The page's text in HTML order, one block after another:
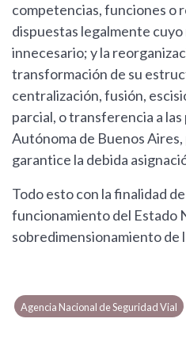
competencias, funciones o
dispuestas legalmente
innecesario; y la
transformación de su
centralización, fusión,
parcial, o transferencia a las
Autónoma de Buenos
garantice la debida
Todo esto con la finalidad
funcionamiento del Estado
sobredimensionamiento de
Agencia Nacional de Seguridad Vial